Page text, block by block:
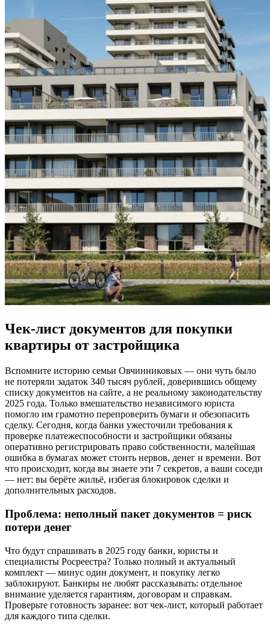
Чек-лист документов для покупки
квартиры от застройщика
Вспомните историю семьи Овчинниковых — они чуть было
не потеряли задаток 340 тысяч рублей, доверившись общему
списку документов на сайте, а не реальному законодательству
2025 года. Только вмешательство независимого юриста
помогло им грамотно перепроверить бумаги и обезопасить
сделку. Сегодня, когда банки ужесточили требования к
проверке платежеспособности и застройщики обязаны
оперативно регистрировать право собственности, малейшая
ошибка в бумагах может стоить нервов, денег и времени. Вот
что происходит, когда вы знаете эти 7 секретов, а ваши соседи
— нет: вы берёте жильё, избегая блокировок сделки и
дополнительных расходов.
Проблема: неполный пакет документов = риск
потери денег
Что будут спрашивать в 2025 году банки, юристы и
специалисты Росреестра? Только полный и актуальный
комплект — минус один документ, и покупку легко
заблокируют. Банкиры не любят рассказывать: отдельное
внимание уделяется гарантиям, договорам и справкам.
Проверьте готовность заранее: вот чек-лист, который работает
для каждого типа сделки.